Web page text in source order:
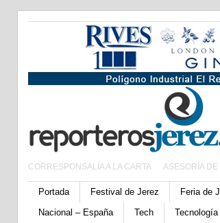
CORRESPONSALÍA A LA CARTA ASESORÍA
Portada Festival de Jerez Feria de
Nacional – España
Tech Tecnología